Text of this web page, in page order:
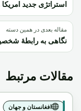
استراتژی جدید
مقاله بعدی در همین دسته
نگاهی به رابطۀ
مقالات مرتبط
افغانستان و جهان